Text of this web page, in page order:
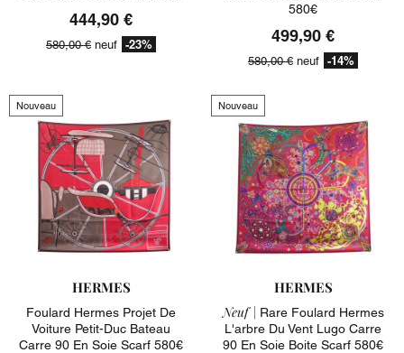
444,90 €
580,00 € neuf -23%
580€
499,90 €
580,00 € neuf -14%
Nouveau
HERMES
Foulard Hermes Projet De
Voiture Petit-Duc Bateau
Carre 90 En Soie Scarf 580€
Nouveau
HERMES
Neuf | Rare Foulard Hermes
L'arbre Du Vent Lugo Carre
90 En Soie Boite Scarf 580€